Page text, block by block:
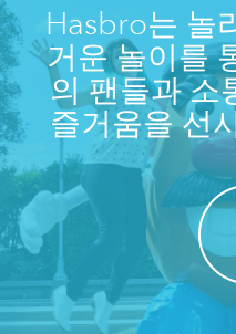
Hasbro는 놀
거운 놀이를
의 팬들과 소
즐거움을 선